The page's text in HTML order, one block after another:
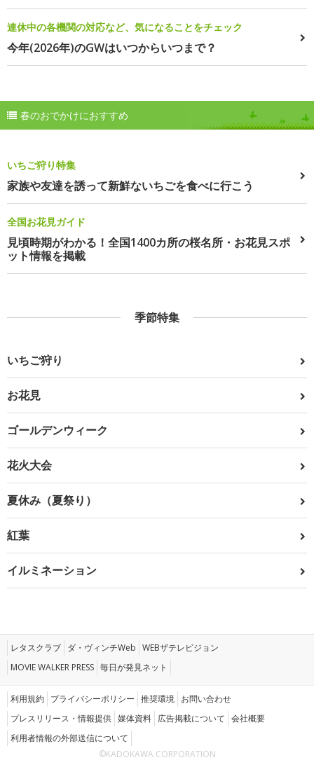
連休中の各機関の対応など、気になることをチェック
今年(2026年)のGWはいつからいつまで？
春のおでかけにおすすめ
いちご狩り特集
家族や友達を誘って新鮮ないちごを食べに行こう
全国お花見ガイド
見頃時期がわかる！全国1400カ所の桜名所・お花見スポ
ット情報を掲載
季節特集
いちご狩り
お花見
ゴールデンウィーク
花火大会
夏休み（夏祭り）
紅葉
イルミネーション
レタスクラブ ダ・ヴィンチWeb WEBザテレビジョン
MOVIE WALKER PRESS 毎日が発見ネット
利用規約 プライバシーポリシー 推奨環境 お問い合わせ
プレスリリース・情報提供 媒体資料 広告掲載について 会社概要
利用者情報の外部送信について
©KADOKAWA CORPORATION